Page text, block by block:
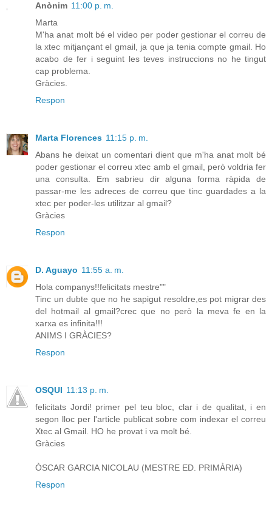
Anònim 11:00 p. m.
Marta
M'ha anat molt bé el video per poder gestionar el correu de
la xtec mitjançant el gmail, ja que ja tenia compte gmail. Ho
acabo de fer i seguint les teves instruccions no he tingut
cap problema.
Gràcies.
Respon
Marta Florences 11:15 p. m.
Abans he deixat un comentari dient que m'ha anat molt bé
poder gestionar el correu xtec amb el gmail, però voldria fer
una consulta. Em sabrieu dir alguna forma ràpida de
passar-me les adreces de correu que tinc guardades a la
xtec per poder-les utilitzar al gmail?
Gràcies
Respon
D. Aguayo 11:55 a. m.
Hola companys!!felicitats mestre""
Tinc un dubte que no he sapigut resoldre,es pot migrar des
del hotmail al gmail?crec que no però la meva fe en la
xarxa es infinita!!!
ANIMS I GRÀCIES?
Respon
OSQUI 11:13 p. m.
felicitats Jordi! primer pel teu bloc, clar i de qualitat, i en
segon lloc per l'article publicat sobre com indexar el correu
Xtec al Gmail. HO he provat i va molt bé.
Gràcies
ÒSCAR GARCIA NICOLAU (MESTRE ED. PRIMÀRIA)
Respon